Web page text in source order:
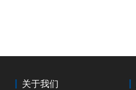
关于我们